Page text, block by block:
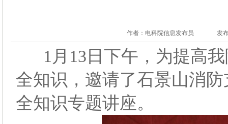
作者：电科院信息发布员 发
1月13日下午，为提高我
全知识，邀请了石景山消
全知识专题讲座。